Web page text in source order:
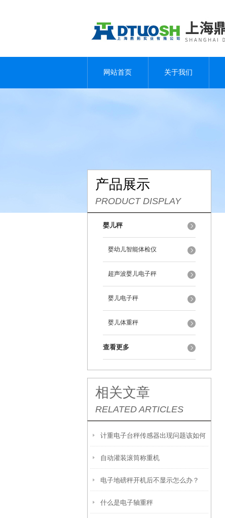
网站首页 关于我们
产品展示
PRODUCT DISPLAY
婴儿秤
婴幼儿智能体检仪
超声波婴儿电子秤
婴儿电子秤
婴儿体重秤
查看更多
相关文章
RELATED ARTICLES
计重电子台秤传感器出现问题该如何
处理?
自动灌装滚筒称重机
电子地磅秤开机后不显示怎么办？
什么是电子轴重秤